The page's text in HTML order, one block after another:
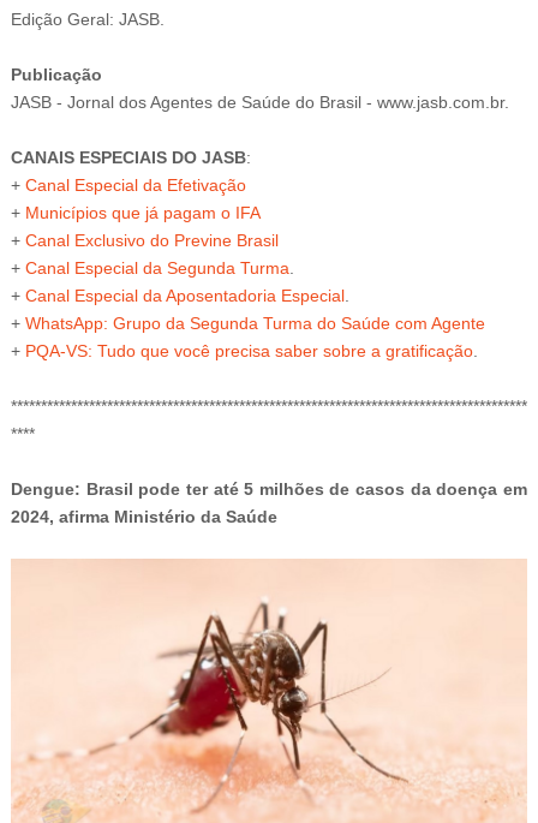
Edição Geral: JASB.
Publicação
JASB - Jornal dos Agentes de Saúde do Brasil - www.jasb.com.br.
CANAIS ESPECIAIS DO JASB:
+ Canal Especial da Efetivação
+ Municípios que já pagam o IFA
+ Canal Exclusivo do Previne Brasil
+ Canal Especial da Segunda Turma.
+ Canal Especial da Aposentadoria Especial.
+ WhatsApp: Grupo da Segunda Turma do Saúde com Agente
+ PQA-VS: Tudo que você precisa saber sobre a gratificação.
**************************************************************************************
****
Dengue: Brasil pode ter até 5 milhões de casos da doença em
2024, afirma Ministério da Saúde